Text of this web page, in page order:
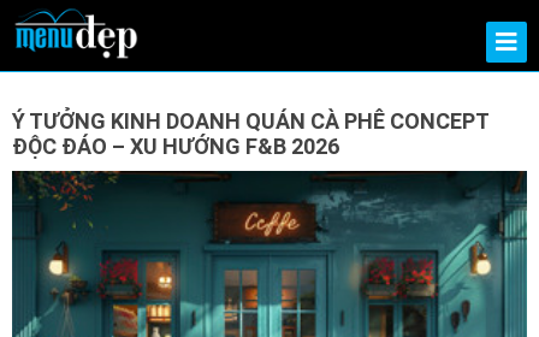
Ý TƯỞNG KINH DOANH QUÁN CÀ PHÊ CONCEPT
ĐỘC ĐÁO – XU HƯỚNG F&B 2026